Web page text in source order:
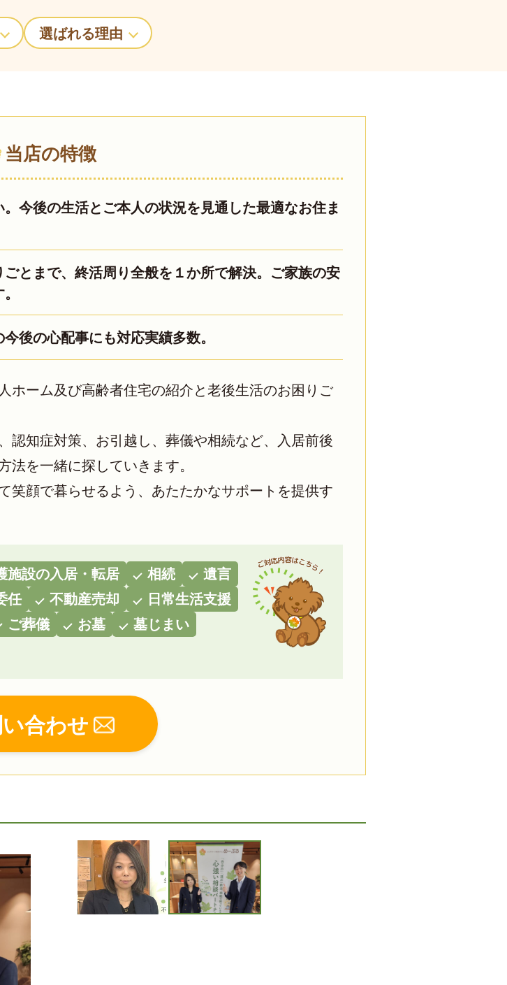
選ばれる理由
当店の特徴
今後の生活とご本人の状況を見通した最適なお住ま
とまで、終活周り全般を１か所で解決。ご家族の安
後の心配事にも対応実績多数。
ホーム及び高齢者住宅の紹介と老後生活のお困りご
認知症対策、お引越し、葬儀や相続など、入居前後
を一緒に探していきます。
笑顔で暮らせるよう、あたたかなサポートを提供す
施設の入居・転居 相続
遺言
任 不動産売却
日常生活支援
ご葬儀 お墓
墓じまい
合わせ